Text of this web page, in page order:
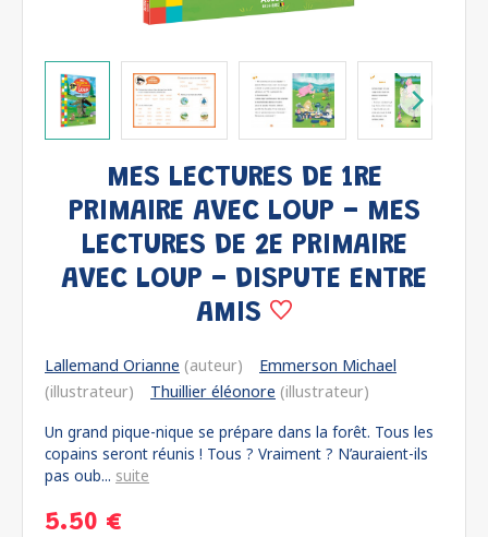
MES LECTURES DE 1RE
PRIMAIRE AVEC LOUP - MES
LECTURES DE 2E PRIMAIRE
AVEC LOUP - DISPUTE ENTRE
AMIS
Lallemand Orianne (auteur)
Emmerson Michael
(illustrateur)
Thuillier éléonore (illustrateur)
Un grand pique-nique se prépare dans la forêt. Tous les
copains seront réunis ! Tous ? Vraiment ? N’auraient-ils
pas oub... suite
5.50 €